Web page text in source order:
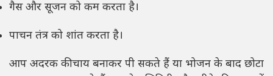
गैस और सूजन को कम करता है।
पाचन तंत्र को शांत करता है।
आप अदरक की चाय बनाकर पी सकते हैं या भोजन के बाद छोटा